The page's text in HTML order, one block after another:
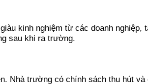
kinh nghiệm từ các doanh
sau khi ra trường.
Nhà trường có chính sách thu hút